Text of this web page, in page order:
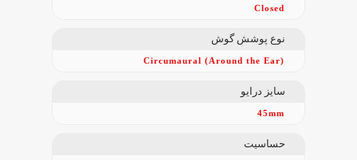
Closed
نوع پوشش گوش
Circumaural (Around the Ear)
سایز درایو
45mm
حساسیت